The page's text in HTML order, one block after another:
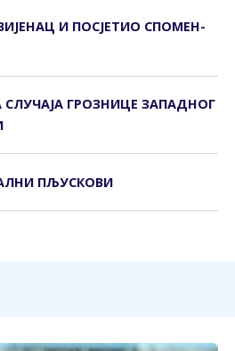
И ПОСЈЕТИО СПОМЕН-
СЛУЧАЈА ГРОЗНИЦЕ ЗАПАДНОГ
ПЉУСКОВИ